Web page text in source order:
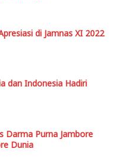
di Jamnas XI 2022
dan Indonesia Hadiri
Darma Purna Jambore
Dunia